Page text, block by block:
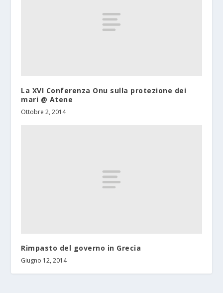
La XVI Conferenza Onu sulla protezione dei
mari @ Atene
Ottobre 2, 2014
Rimpasto del governo in Grecia
Giugno 12, 2014